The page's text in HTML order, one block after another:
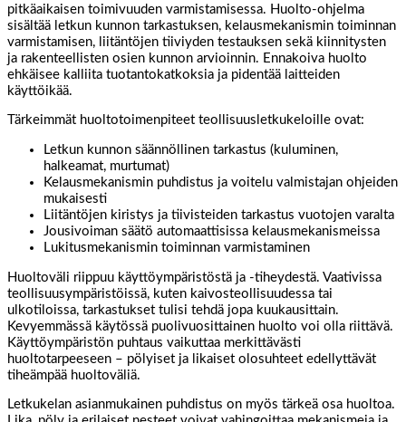
pitkäaikaisen toimivuuden varmistamisessa. Huolto-ohjelma
sisältää letkun kunnon tarkastuksen, kelausmekanismin toiminnan
varmistamisen, liitäntöjen tiiviyden testauksen sekä kiinnitysten
ja rakenteellisten osien kunnon arvioinnin. Ennakoiva huolto
ehkäisee kalliita tuotantokatkoksia ja pidentää laitteiden
käyttöikää.
Tärkeimmät huoltotoimenpiteet teollisuusletkukeloille ovat:
Letkun kunnon säännöllinen tarkastus (kuluminen,
halkeamat, murtumat)
Kelausmekanismin puhdistus ja voitelu valmistajan ohjeiden
mukaisesti
Liitäntöjen kiristys ja tiivisteiden tarkastus vuotojen varalta
Jousivoiman säätö automaattisissa kelausmekanismeissa
Lukitusmekanismin toiminnan varmistaminen
Huoltoväli riippuu käyttöympäristöstä ja -tiheydestä. Vaativissa
teollisuusympäristöissä, kuten kaivosteollisuudessa tai
ulkotiloissa, tarkastukset tulisi tehdä jopa kuukausittain.
Kevyemmässä käytössä puolivuosittainen huolto voi olla riittävä.
Käyttöympäristön puhtaus vaikuttaa merkittävästi
huoltotarpeeseen – pölyiset ja likaiset olosuhteet edellyttävät
tiheämpää huoltoväliä.
Letkukelan asianmukainen puhdistus on myös tärkeä osa huoltoa.